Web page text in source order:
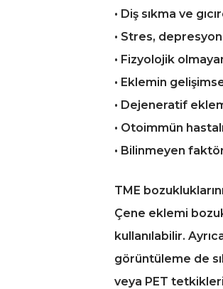
• Diş sıkma ve
• Stres, depresyon
• Fizyolojik
• Eklemin
• Dejeneratif
• Otoimmün
• Bilinmeyen
TME
Çene eklemi
kullanılabilir.
görüntüleme de
veya PET